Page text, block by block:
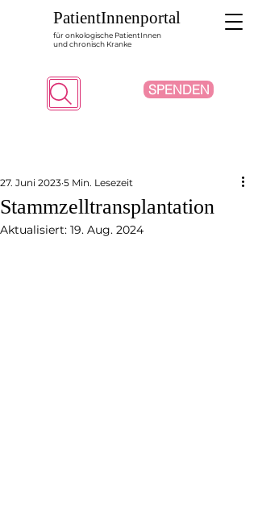
PatientInnenportal
für onkologische PatientInnen
und chronisch Kranke
Suche SPENDEN
Stammzelltransplantation
27. Juni 2023 5 Min. Lesezeit
Aktualisiert: 19. Aug. 2024